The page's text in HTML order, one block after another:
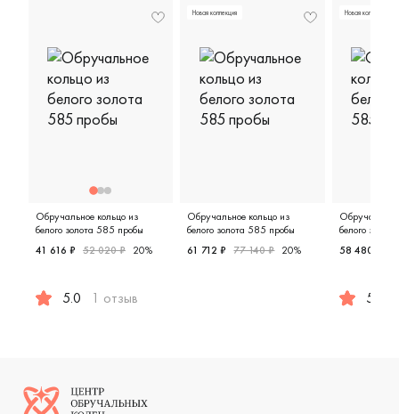
Обручальное кольцо из
белого золота 585 пробы
41 616 ₽ 52 020 ₽ 20%
5.0 1 отзыв
Новая коллекция
Обручальное кольцо из
белого золота 585 пробы
Женские, мужские, парные,
61 712 ₽ 77 140 ₽ 20%
Новая коллекция
белого
58 480 ₽
5.0
Логотип компании